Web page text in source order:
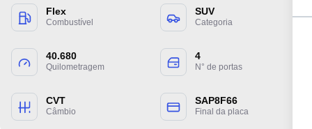
Flex
Combustível
SUV
Categoria
40.680
Quilometragem
4
N° de portas
CVT
Câmbio
SAP8F66
Final da placa